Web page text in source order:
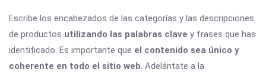
Escribe los encabezados de las categorías y las descripciones
de productos utilizando las palabras clave y frases que has
identificado. Es importante que el contenido sea único y
coherente en todo el sitio web. Adelántate a la